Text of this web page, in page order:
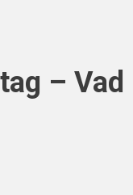
– Vad